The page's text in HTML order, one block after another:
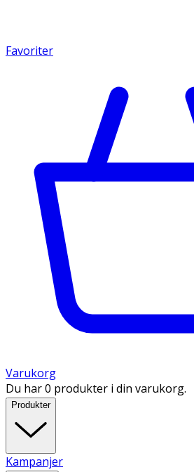
Favoriter
Varukorg
Du har 0 produkter i din varukorg.
Produkter
Kampanjer